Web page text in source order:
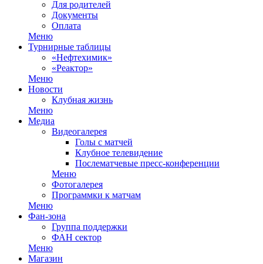
Для родителей
Документы
Оплата
Меню
Турнирные таблицы
«Нефтехимик»
«Реактор»
Меню
Новости
Клубная жизнь
Меню
Медиа
Видеогалерея
Голы с матчей
Клубное телевидение
Послематчевые пресс-конференции
Меню
Фотогалерея
Программки к матчам
Меню
Фан-зона
Группа поддержки
ФАН сектор
Меню
Магазин